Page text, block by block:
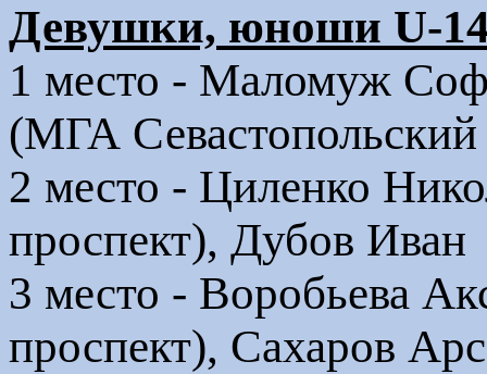
Девушки, юноши U-
1 место - Маломуж
(МГА Севастопольский
2 место - Циленко
проспект), Дубов
3 место - Воробьева
проспект), Сахаров